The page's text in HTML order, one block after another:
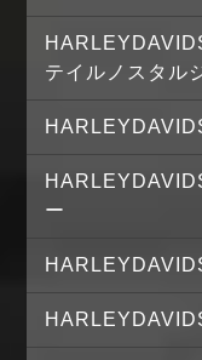
テイルノスタル
ー